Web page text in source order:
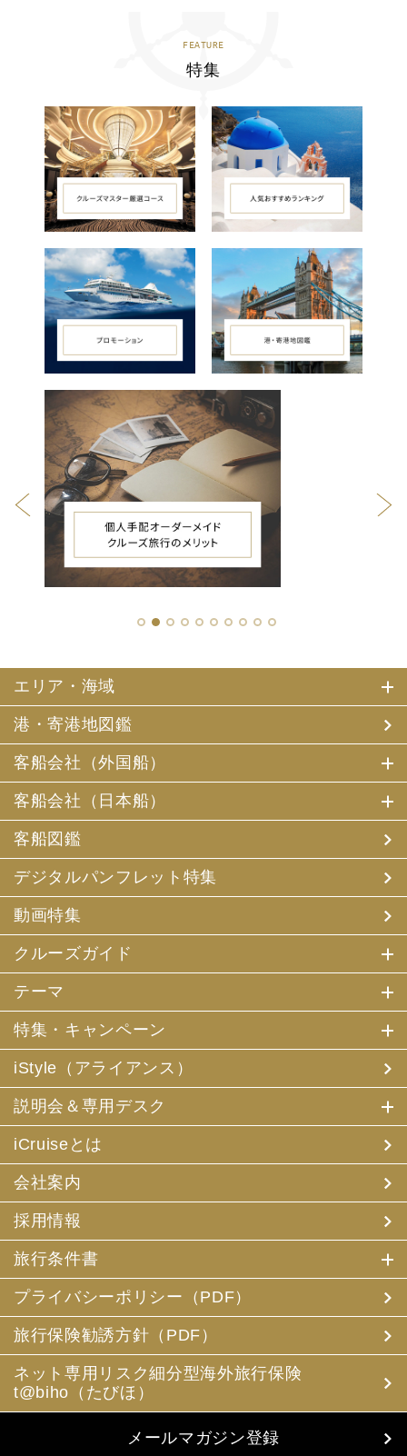
FEATURE
特集
1 2 3 4 5 6 7 8 9 10
エリア・海域
港・寄港地図鑑
客船会社（外国船）
客船会社（日本船）
客船図鑑
デジタルパンフレット特集
動画特集
クルーズガイド
テーマ
特集・キャンペーン
iStyle（アライアンス）
説明会＆専用デスク
iCruiseとは
会社案内
採用情報
旅行条件書
プライバシーポリシー（PDF）
旅行保険勧誘方針（PDF）
ネット専用リスク細分型海外旅行保険
t@biho（たびほ）
メールマガジン登録